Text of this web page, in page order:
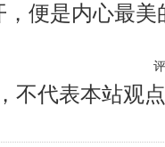
便是内心最美
不代表本站观点